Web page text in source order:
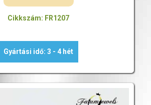
Cikkszám: FR1207
Gyártási idő: 3 - 4 hét